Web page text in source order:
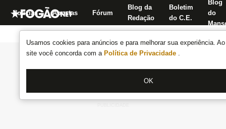
Usamos cookies para anúncios e para melhorar sua experiência.
site você concorda com a Política de Privacidade .
OK
Notícias Apostas Fórum
Blog da
Redação
Boletim
do C.E.
Blog
do